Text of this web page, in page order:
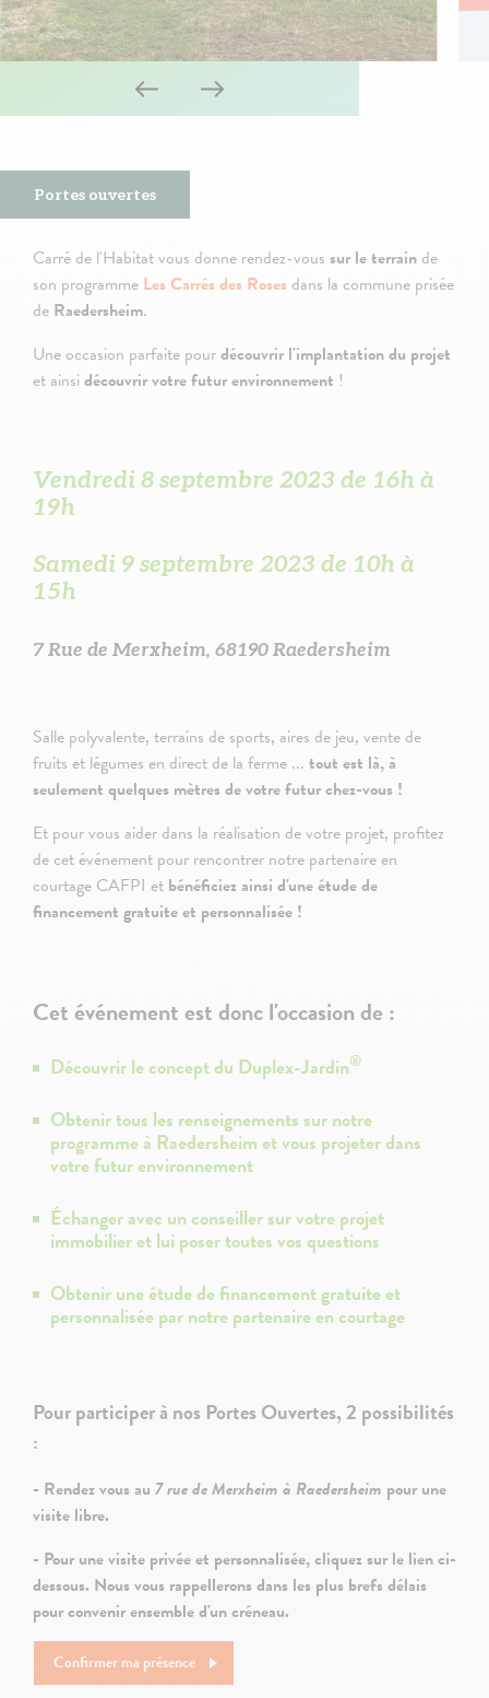
Portes ouvertes
Carré de l'Habitat vous donne rendez-vous sur le terrain de
son programme Les Carrés des Roses dans la commune prisée
de Raedersheim.
Une occasion parfaite pourdécouvrir l'implantation du projet
et ainsi découvrir votre futur environnement !
Vendredi 8 septembre 2023 de 16h à
19h
Samedi 9 septembre 2023 de 10h à
15h
7 Rue de Merxheim, 68190 Raedersheim
Salle polyvalente, terrains de sports, aires de jeu, vente de
fruits et légumes en direct de la ferme ... tout est là, à
seulement quelques mètres de votre futur chez-vous !
Et pour vous aider dans la réalisation de votre projet, profitez
de cet événement pour rencontrer notre partenaire en
courtage CAFPI et bénéficiez ainsi d'une étude de
financement gratuite et personnalisée !
Cet événement est donc l'occasion de :
Découvrir le concept du Duplex-Jardin®
Obtenir tous les renseignements sur notre
programme à Raedersheim et vous projeter dans
votre futur environnement
Échanger avec un conseiller sur votre projet
immobilier et lui poser toutes vos questions
Obtenir une étude de financement gratuite et
personnalisée par notre partenaire en courtage
Pour participer à nos Portes Ouvertes, 2 possibilités
:
- Rendez vous au 7 rue de Merxheim à Raedersheim pour une
visite libre.
- Pour une visite privée et personnalisée, cliquez sur le lien ci-
dessous. Nous vous rappellerons dans les plus brefs délais
pour convenir ensemble d'un créneau.
Confirmer ma présence